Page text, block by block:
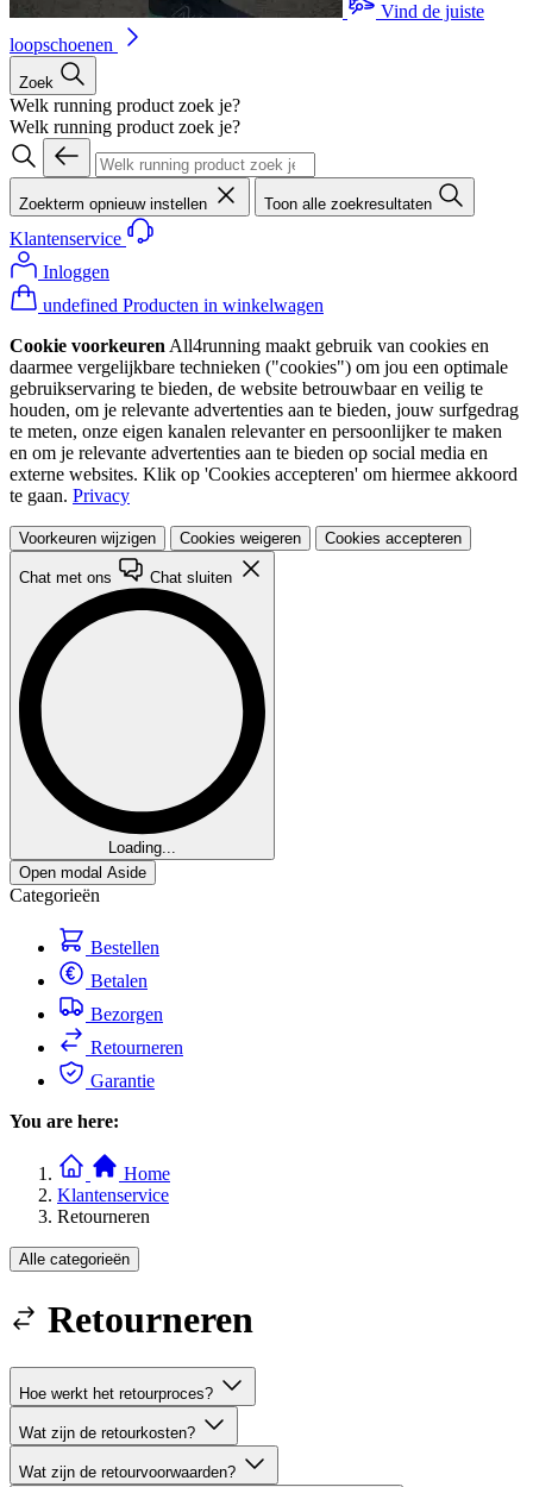
Vind de juiste
loopschoenen
Zoek
Welk running product zoek je?
Welk running product zoek je?
Zoekterm opnieuw instellen Toon alle zoekresultaten
Klantenservice
Inloggen
undefined Producten in winkelwagen
Cookie voorkeuren All4running maakt gebruik van cookies en
daarmee vergelijkbare technieken ("cookies") om jou een optimale
gebruikservaring te bieden, de website betrouwbaar en veilig te
houden, om je relevante advertenties aan te bieden, jouw surfgedrag
te meten, onze eigen kanalen relevanter en persoonlijker te maken
en om je relevante advertenties aan te bieden op social media en
externe websites. Klik op 'Cookies accepteren' om hiermee akkoord
te gaan. Privacy
Voorkeuren wijzigen Cookies weigeren Cookies accepteren
Chat met ons Chat sluiten
Loading...
You are here:
Home
Klantenservice
Retourneren
Alle categorieën
Retourneren
Hoe werkt het retourproces?
Wat zijn de retourkosten?
Wat zijn de retourvoorwaarden?
Open modal Aside
Categorieën
Bestellen
Betalen
Bezorgen
Retourneren
Garantie